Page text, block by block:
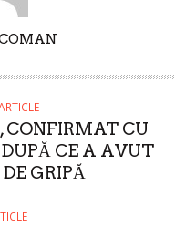
CU
CE A AVUT
GRIPĂ